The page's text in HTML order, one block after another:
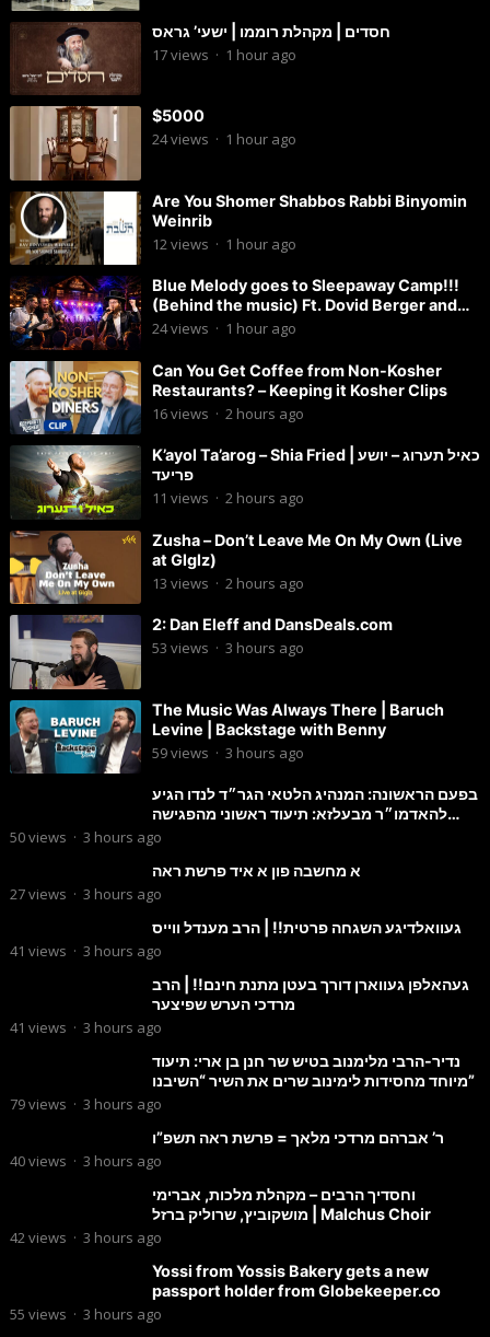
חסדים | מקהלת רוממו | ישעי’ גראס
17views · 1 hour ago
$5000
24views · 1 hour ago
Are You Shomer Shabbos Rabbi Binyomin
Weinrib
12views · 1 hour ago
Blue Melody goes to Sleepaway Camp!!!
(Behind the music) Ft. Dovid Berger and
Chaim Brown
24views · 1 hour ago
Can You Get Coffee from Non-Kosher
Restaurants? – Keeping it Kosher Clips
16views · 2 hours ago
K’ayol Ta’arog – Shia Fried | כאיל תערוג – יושע
פריעד
11 views · 2 hours ago
Zusha – Don’t Leave Me On My Own (Live
at Glglz)
13 views · 2 hours ago
2: Dan Eleff and DansDeals.com
53 views · 3 hours ago
The Music Was Always There | Baruch
Levine | Backstage with Benny
59views · 3 hours ago
בפעם הראשונה: המנהיג הלטאי הגר״ד לנדו הגיע
להאדמו״ר מבעלזא: תיעוד ראשוני מהפגישה
הנדירה
50views · 3 hours ago
א מחשבה פון א איד פרשת ראה
27views · 3 hours ago
געוואלדיגע השגחה פרטית!! | הרב מענדל ווייס
41 views · 3 hours ago
געהאלפן געווארן דורך בעטן מתנת חינם!! | הרב
מרדכי הערש שפיצער
41 views · 3 hours ago
נדיר-הרבי מלימנוב בטיש שר חנן בן ארי: תיעוד
מיוחד מחסידות לימינוב שרים את השיר “השיבנו”
79views · 3 hours ago
ר’ אברהם מרדכי מלאך = פרשת ראה תשפ”ו
40views · 3 hours ago
וחסדיך הרבים – מקהלת מלכות, אברימי
מושקוביץ, שרוליק ברזל | Malchus Choir
42views · 3 hours ago
Yossi from Yossis Bakery gets a new
passport holder from Globekeeper.co
55 views · 3 hours ago